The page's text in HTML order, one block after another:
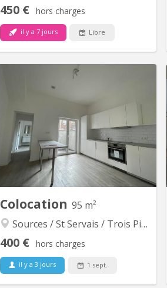
450 € hors charges
il y a 7 jours Libre
Colocation 95 m²
Sources / St Servais / Trois Piliers
400 € hors charges
il y a 3 jours 1 sept.
📍 Situé Rue de Gembloux 97 à Saint-
Servais (5002), ce duplex spacieux
propose 3 chambres disponibles dans
une colocation de 4 personnes (1
chambre déjà occupée). 💰 Loyers : �•
Chambre 1 : 375€�• Chambre 2 :
385€�• Chambre 3 : 395€�➕ 5€ de
charges communes�➕ Environ